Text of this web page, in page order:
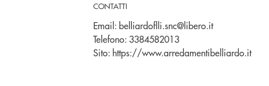
CONTATTI
Email: belliardoflli.snc@libero.it
Telefono: 3384582013
Sito: https://www.arredamentibelliardo.it